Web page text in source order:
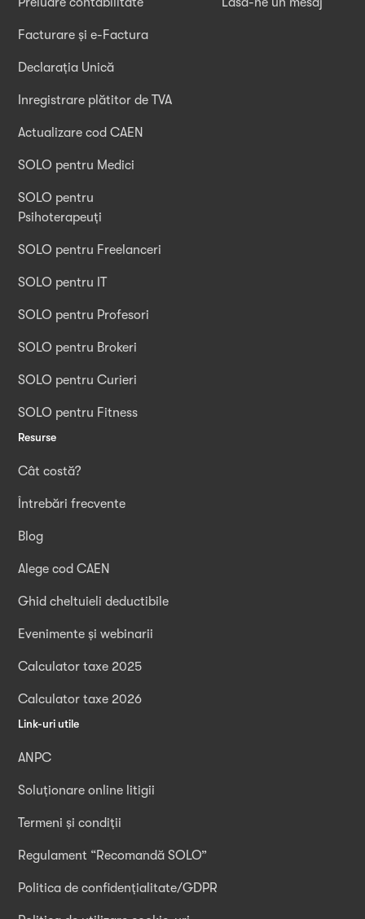
Facturare și e-Factura
Declarația Unică
Inregistrare plătitor de TVA
Actualizare cod CAEN
SOLO pentru Medici
SOLO pentru
Psihoterapeuți
SOLO pentru Freelanceri
SOLO pentru IT
SOLO pentru Profesori
SOLO pentru Brokeri
SOLO pentru Curieri
SOLO pentru Fitness
Resurse
Cât costă?
Întrebări frecvente
Blog
Alege cod CAEN
Ghid cheltuieli deductibile
Evenimente și webinarii
Calculator taxe 2025
Calculator taxe 2026
Link-uri utile
ANPC
Soluționare online litigii
Termeni și condiții
Regulament “Recomandă SOLO”
Politica de confidențialitate/GDPR